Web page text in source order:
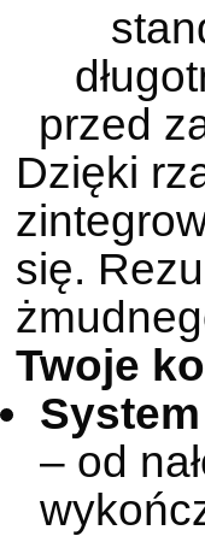
przed
Dzięki
się.
Twoje
– od